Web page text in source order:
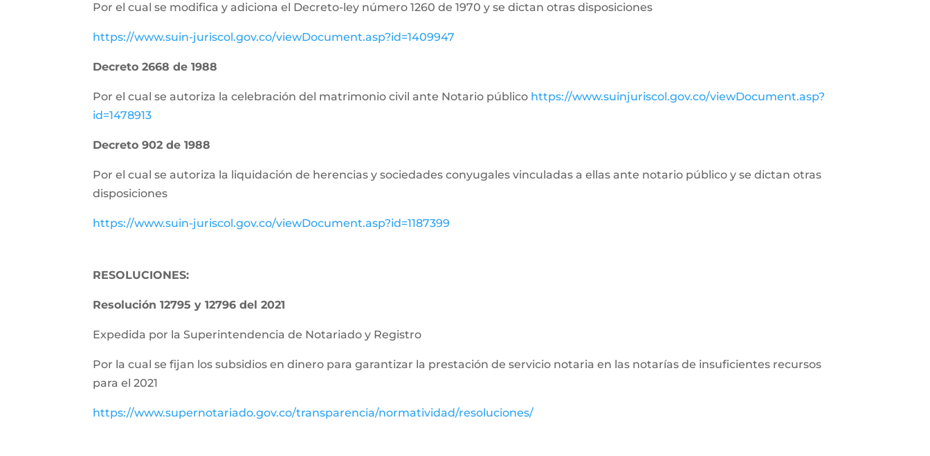
Por el cual se modifica y adiciona el Decreto-ley número 1260 de 1970 y se dictan otras disposiciones
https://www.suin-juriscol.gov.co/viewDocument.asp?id=1409947
Decreto 2668 de 1988
Por el cual se autoriza la celebración del matrimonio civil ante Notario público https://www.suinjuriscol.gov.co/viewDocument.asp?
id=1478913
Decreto 902 de 1988
Por el cual se autoriza la liquidación de herencias y sociedades conyugales vinculadas a ellas ante notario público y se dictan otras
disposiciones
https://www.suin-juriscol.gov.co/viewDocument.asp?id=1187399
RESOLUCIONES:
Resolución 12795 y 12796 del 2021
Expedida por la Superintendencia de Notariado y Registro
Por la cual se fijan los subsidios en dinero para garantizar la prestación de servicio notaria en las notarías de insuficientes recursos
para el 2021
https://www.supernotariado.gov.co/transparencia/normatividad/resoluciones/